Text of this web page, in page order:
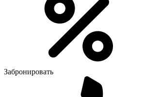
Забронировать